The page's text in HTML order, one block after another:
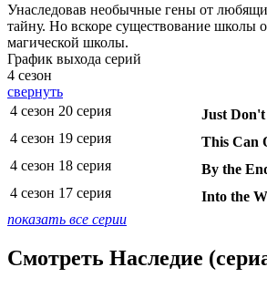
Унаследовав необычные гены от
тайну. Но вскоре существование школы
магической школы.
График выхода серий
4 сезон
свернуть
4 сезон 20 серия
Just Don't
4 сезон 19 серия
This Can
4 сезон 18 серия
By the
4 сезон 17 серия
Into the
показать все серии
Смотреть Наследие